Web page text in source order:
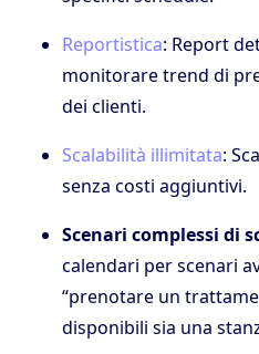
Reportistica: Report
monitorare trend di
dei clienti.
Scalabilità illimitata:
senza costi aggiuntivi.
Scenari complessi di
calendari per scenari
“prenotare un
disponibili sia una